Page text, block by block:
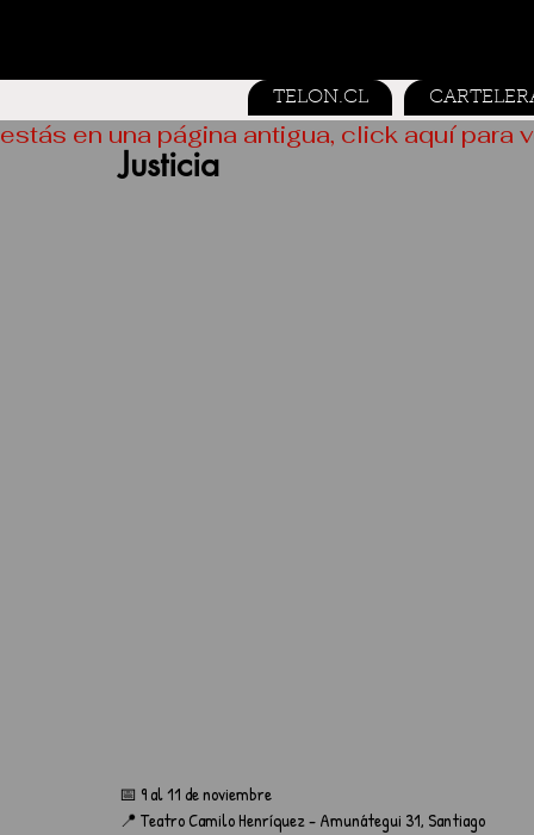
TELON.CL
Justicia
📅 9 al 11 de noviembre
📍 Teatro Camilo Henríquez - Amunátegui 31, Santiago
estás en una página antigua, click aquí para